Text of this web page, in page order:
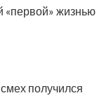
«первой» жизнью
получился